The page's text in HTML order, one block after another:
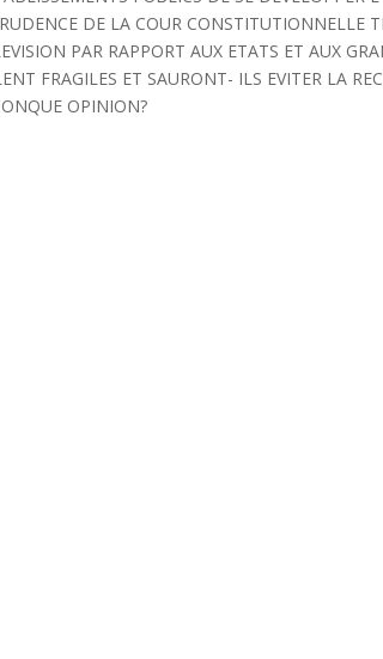
DE LA COUR
PAR RAPPORT AUX ETATS ET AUX
FRAGILES ET SAURONT- ILS EVITER LA
OPINION?